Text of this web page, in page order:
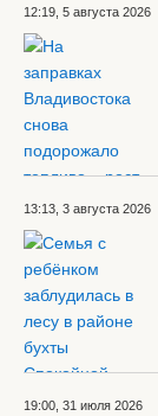
12:19, 5 августа 2026
13:13, 3 августа 2026
19:00, 31 июля 2026